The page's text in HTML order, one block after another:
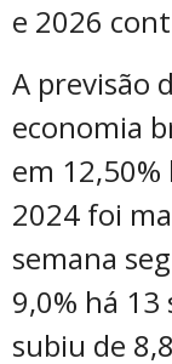
e 2026
A previsão
economia
em 12,50%
2024 foi
semana
9,0% há 13
subiu de